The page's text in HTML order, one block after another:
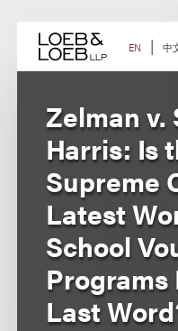
content EN 中
Zelman v.
Harris: Is
Supreme
Latest
School
Programs
Last